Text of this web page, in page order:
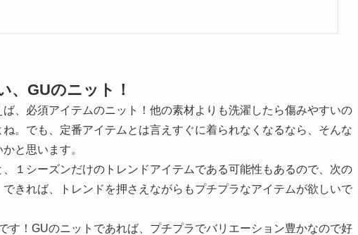
、GUのニット！
、必須アイテムのニット！他の素材よりも洗濯したら傷みやすいの
。でも、定番アイテムとは言えすぐに着られなくなるなら、そんな
と思います。
１シーズンだけのトレンドアイテムである可能性もあるので、次の
きれば、トレンドを押さえながらもプチプラなアイテムが欲しいで
す！GUのニットであれば、プチプラでバリエーション豊かなので好